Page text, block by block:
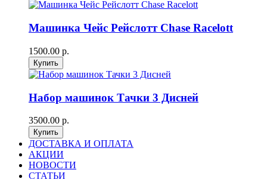
Машинка Чейс Рейслотт Chase Racelott
1500.00 р.
Набор машинок Тачки 3 Дисней
3500.00 р.
ДОСТАВКА И ОПЛАТА
АКЦИИ
НОВОСТИ
СТАТЬИ